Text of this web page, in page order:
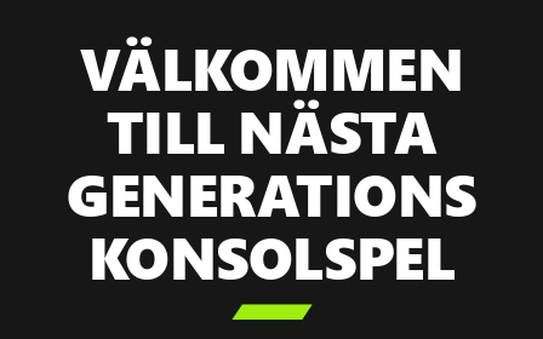
VÄLKOMMEN
TILL NÄSTA
GENERATIONS
KONSOLSPEL
